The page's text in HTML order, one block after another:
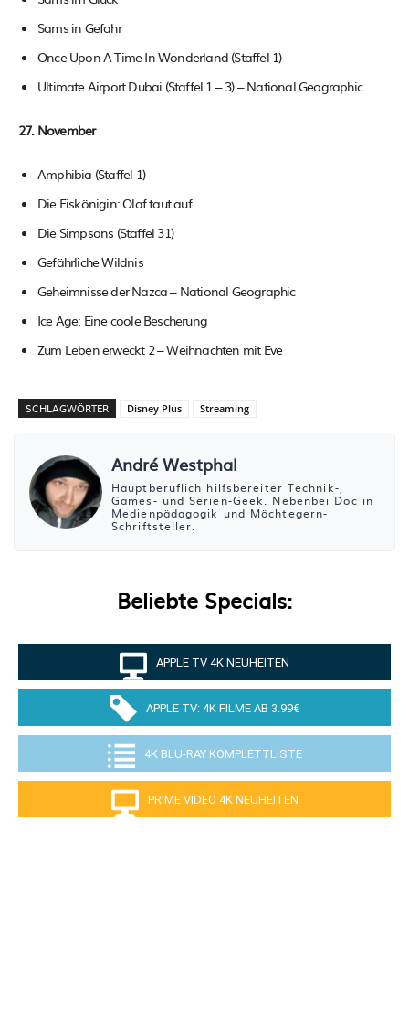
Sams in Gefahr
Once Upon A Time In Wonderland (Staffel 1)
Ultimate Airport Dubai (Staffel 1 – 3) – National Geographic
27. November
Amphibia (Staffel 1)
Die Eiskönigin: Olaf taut auf
Die Simpsons (Staffel 31)
Gefährliche Wildnis
Geheimnisse der Nazca – National Geographic
Ice Age: Eine coole Bescherung
Zum Leben erweckt 2 – Weihnachten mit Eve
SCHLAGWÖRTER Disney Plus Streaming
André Westphal
Hauptberuflich hilfsbereiter Technik-,
Games- und Serien-Geek. Nebenbei Doc in
Medienpädagogik und Möchtegern-
Schriftsteller.
Beliebte Specials:
APPLE TV 4K NEUHEITEN
APPLE TV: 4K FILME AB 3.99€
4K BLU-RAY KOMPLETTLISTE
PRIME VIDEO 4K NEUHEITEN